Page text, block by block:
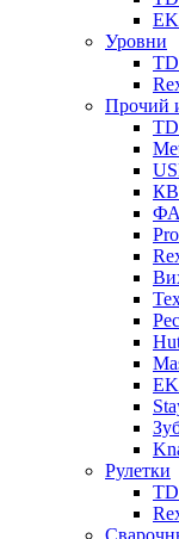
Уровни
Прочий
Рулетки